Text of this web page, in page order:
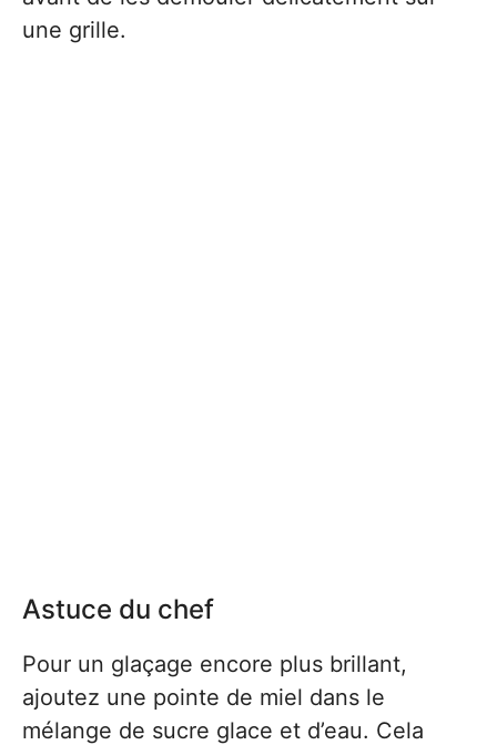
une grille.
Astuce du chef
Pour un glaçage encore plus brillant,
ajoutez une pointe de miel dans le
mélange de sucre glace et d’eau. Cela